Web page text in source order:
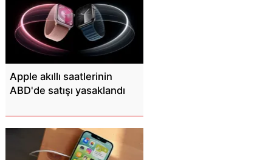
Apple akıllı saatlerinin
ABD'de satışı yasaklandı